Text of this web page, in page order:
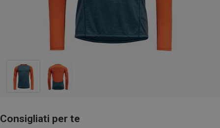
Consigliati per te